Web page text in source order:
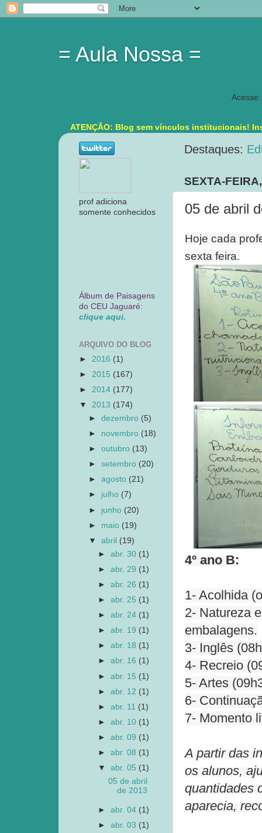
= Aula Nossa =
Acesse:
ATENÇÃO: Blog sem vínculos institucionais!
Destaques:
SEXTA-
05 de abril
Hoje cada
sexta feira.
4º ano B:
1- Acolhida
2- Natureza
embalagens.
3- Inglês
4- Recreio
5- Artes
6-
7- Momento
A partir das
os alunos,
quantidades
aparecia,
prof adiciona
somente conhecidos
Álbum de Paisagens
do CEU Jaguaré:
clique aqui.
ARQUIVO DO BLOG
► 2016 (1)
► 2015 (167)
► 2014 (177)
▼ 2013 (174)
►dezembro (5)
► novembro (18)
►outubro (13)
►setembro (20)
►agosto (21)
► julho (7)
► junho (20)
► maio (19)
▼abril (19)
►abr. 30 (1)
►abr. 29 (1)
►abr. 26 (1)
►abr. 25 (1)
►abr. 24 (1)
►abr. 19 (1)
►abr. 18 (1)
►abr. 16 (1)
►abr. 15 (1)
►abr. 12 (1)
►abr. 11 (1)
►abr. 10 (1)
►abr. 09 (1)
►abr. 08 (1)
▼abr. 05 (1)
05 de abril
de 2013
►abr. 04 (1)
►abr. 03 (1)